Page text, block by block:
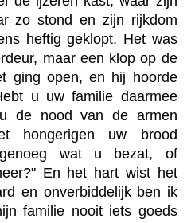
zo stond en zijn rijkdom
heftig geklopt. Het was
maar een klop op de
ging open, en hij hoorde
u uw familie daarmee
de nood van de armen
hongerigen uw brood
wat u bezat, of
En het hart wist het
en onverbiddelijk ben ik
familie nooit iets goeds